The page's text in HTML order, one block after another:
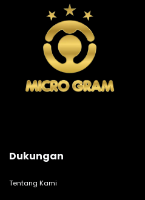
Dukungan
Tentang Kami